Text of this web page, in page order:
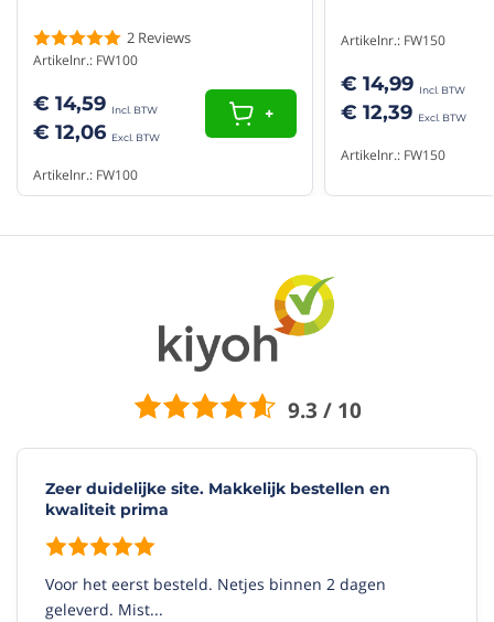
2 Reviews
Artikelnr.: FW100
€ 14,59
€ 12,06
+
Artikelnr.: FW100
Artikelnr.: FW150
€ 14,99
€ 12,39
Artikelnr.: FW150
9.3 / 10
Zeer duidelijke site. Makkelijk bestellen en
kwaliteit prima
Voor het eerst besteld. Netjes binnen 2 dagen
geleverd. Mist...